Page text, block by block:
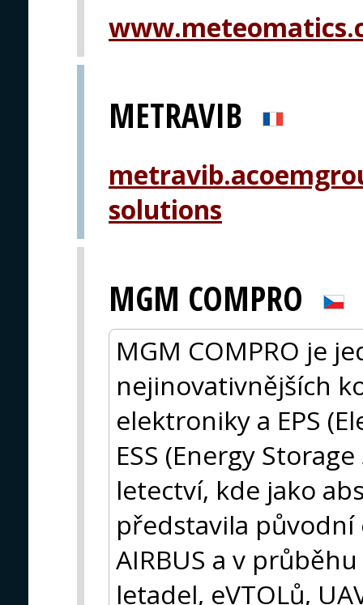
METRAVIB
solutions
MGM COMPRO
MGM COMPRO je
nejinovativnějších
elektroniky a EPS
ESS (Energy
letectví, kde jako
představila
AIRBUS a v
letadel, eVTOLů,